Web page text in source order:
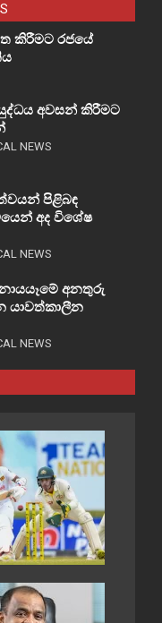
කිරීමට රජයේ
අවසන් කිරීමට
NEWS
පිළිබඳ
අද විශේෂ
NEWS
අනතුරු
යාවත්කාලීන
NEWS